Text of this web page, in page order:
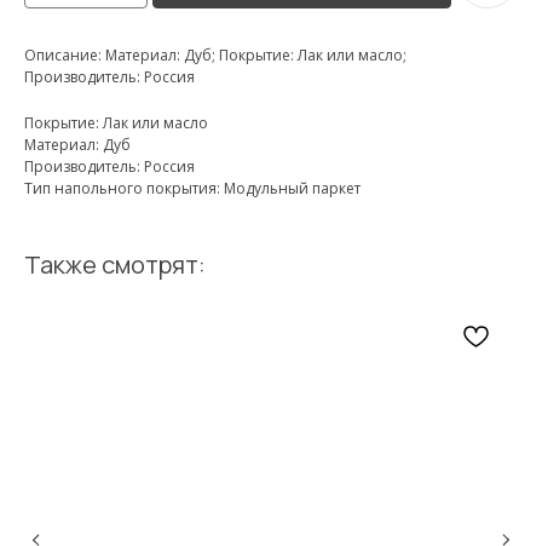
Описание: Материал: Дуб; Покрытие: Лак или масло;
Производитель: Россия
Покрытие: Лак или масло
Материал: Дуб
Производитель: Россия
Тип напольного покрытия: Модульный паркет
Также смотрят: